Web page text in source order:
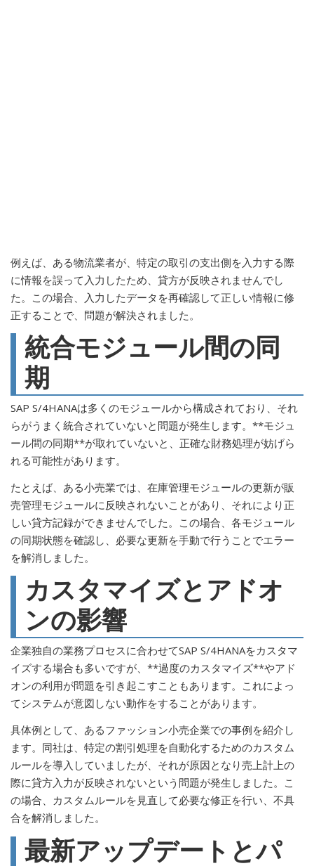
例えば、ある物流業者が、特定の取引の支出側を入力する際
に情報を誤って入力したため、貸方が反映されませんでし
た。この場合、入力したデータを再確認して正しい情報に修
正することで、問題が解決されました。
統合モジュール間の同
期
SAP S/4HANAは多くのモジュールから構成されており、それ
らがうまく統合されていないと問題が発生します。**モジュ
ール間の同期**が取れていないと、正確な財務処理が妨げら
れる可能性があります。
たとえば、ある小売業では、在庫管理モジュールの更新が販
売管理モジュールに反映されないことがあり、それにより正
しい貸方記録ができませんでした。この場合、各モジュール
の同期状態を確認し、必要な更新を手動で行うことでエラー
を解消しました。
カスタマイズとアドオ
ンの影響
企業独自の業務プロセスに合わせてSAP S/4HANAをカスタマ
イズする場合も多いですが、**過度のカスタマイズ**やアド
オンの利用が問題を引き起こすこともあります。これによっ
てシステムが意図しない動作をすることがあります。
具体例として、あるファッション小売企業での事例を紹介し
ます。同社は、特定の割引処理を自動化するためのカスタム
ルールを導入していましたが、それが原因となり売上計上の
際に貸方入力が反映されないという問題が発生しました。こ
の場合、カスタムルールを見直して必要な修正を行い、不具
合を解消しました。
最新アップデートとパ